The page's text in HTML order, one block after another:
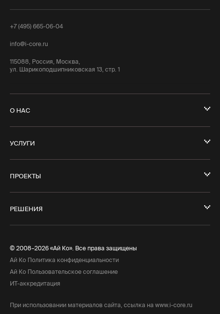
+7 (495) 665-06-04
info@i-core.ru
115088, Россия, Москва,
ул. Шарикоподшипниковская 13, стр. 1
О НАС
УСЛУГИ
ПРОЕКТЫ
РЕШЕНИЯ
© 2008–2026 «Ай Ко». Все права защищены
Ай Ко Политика конфиденциальности
Ай Ко Пользовательское соглашение
ИТ-аккредитация
При использовании материалов сайта, ссылка на www.i-core.ru